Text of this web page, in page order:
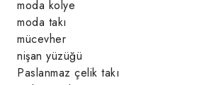
moda kolye
moda takı
mücevher
nişan yüzüğü
Paslanmaz çelik takı